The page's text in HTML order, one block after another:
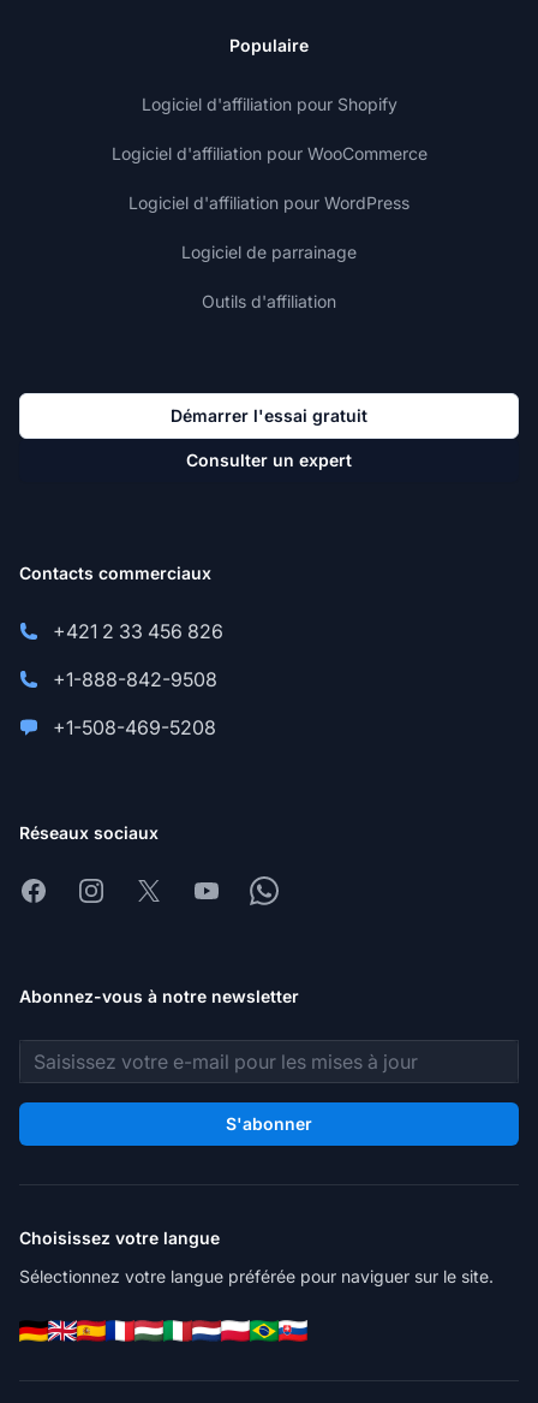
Populaire
Logiciel d'affiliation pour Shopify
Logiciel d'affiliation pour WooCommerce
Logiciel d'affiliation pour WordPress
Logiciel de parrainage
Outils d'affiliation
Démarrer l'essai gratuit
Consulter un expert
Contacts commerciaux
+421 2 33 456 826
+1-888-842-9508
+1-508-469-5208
Réseaux sociaux
FacebookInstagram
X YoutubeWhatsapp
Abonnez-vous à notre newsletter
Adresse e-mail
S'abonner
Choisissez votre langue
Sélectionnez votre langue préférée pour naviguer sur le site.